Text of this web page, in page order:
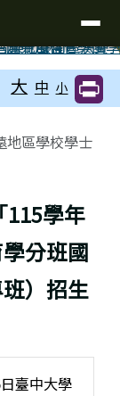
大 中 小
地區學校學士
115學年
分班國
）招生
臺中大學